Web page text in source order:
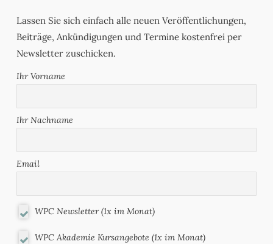
Lassen Sie sich einfach alle neuen Veröffentlichungen,
Beiträge, Ankündigungen und Termine kostenfrei per
Newsletter zuschicken.
Ihr Vorname
Ihr Nachname
Email
WPC Newsletter (1x im Monat)
WPC Akademie Kursangebote (1x im Monat)